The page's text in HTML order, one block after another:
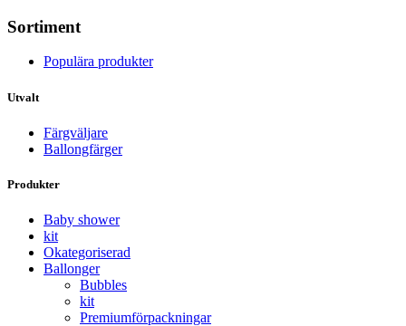
Sortiment
Populära produkter
Utvalt
Färgväljare
Ballongfärger
Produkter
Baby shower
kit
Okategoriserad
Ballonger
Bubbles
kit
Premium­förpackningar